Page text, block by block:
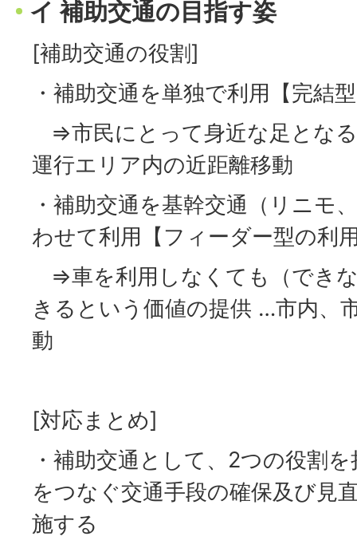
イ 補助交通の目指す姿
[補助交通の役割]
・補助交通を単独で利用【完結
⇒市民にとって身近な足とな
運行エリア内の近距離移動
・補助交通を基幹交通（リニモ
わせて利用【フィーダー型の利
⇒車を利用しなくても（でき
きるという価値の提供 …市内、
動
[対応まとめ]
・補助交通として、2つの役割
をつなぐ交通手段の確保及び見
施する